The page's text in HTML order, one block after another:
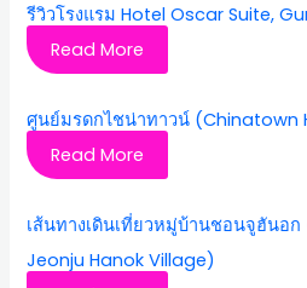
รีวิวโรงแรม Hotel Oscar Suite,
Read More
ศูนย์มรดกไชน่าทาวน์ (Chinatown
Read More
เส้นทางเดินเที่ยวหมู่บ้านชอนจูฮันอ
Jeonju Hanok Village)